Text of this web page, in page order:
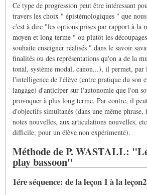
Ce type de progression peut être intéressant
travers les choix " épistémologiques " que
c'est à dire "les options prises par rapport à la
moyen et long terme " ou plutôt les
souhaite enseigner réalisés " dans le savoir
finalités ou des représentations qu'on a de la
tonal, système modal, canon...), il permet, par
l'intelligence de l'élève (entre pratique du son
langage) d'anticiper sur l'autonomie que l'on
provoquer à plus long terme. Par contre, il
d'objectifs simultanés (dans une même
notes nouvelles, aux articulations nouvelles,
difficile, pour un élève non expérimenté).
Méthode de P. WASTALL:
play bassoon"
1ére séquence: de la leçon 1 à la leçon2